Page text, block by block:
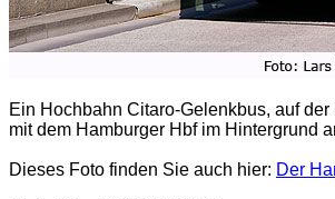
Ein Hochbahn Citaro-Gelenkbus, auf
mit dem Hamburger Hbf im Hintergrund
Dieses Foto finden Sie auch hier: Der